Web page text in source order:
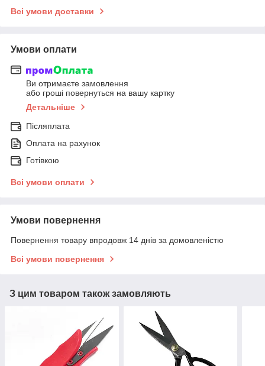
Всі умови доставки
Умови оплати
Ви отримаєте замовлення
або гроші повернуться на вашу картку
Детальніше
Післяплата
Оплата на рахунок
Готівкою
Всі умови оплати
Умови повернення
Повернення товару впродовж 14 днів за домовленістю
Всі умови повернення
З цим товаром також замовляють